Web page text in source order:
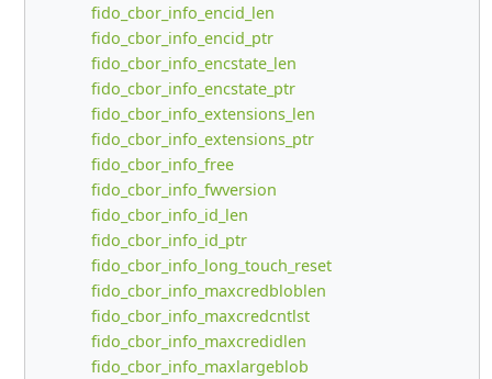
fido_cbor_info_encid_len
fido_cbor_info_encid_ptr
fido_cbor_info_encstate_len
fido_cbor_info_encstate_ptr
fido_cbor_info_extensions_len
fido_cbor_info_extensions_ptr
fido_cbor_info_free
fido_cbor_info_fwversion
fido_cbor_info_id_len
fido_cbor_info_id_ptr
fido_cbor_info_long_touch_reset
fido_cbor_info_maxcredbloblen
fido_cbor_info_maxcredcntlst
fido_cbor_info_maxcredidlen
fido_cbor_info_maxlargeblob